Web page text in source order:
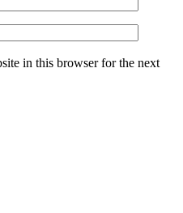
in this browser for the next